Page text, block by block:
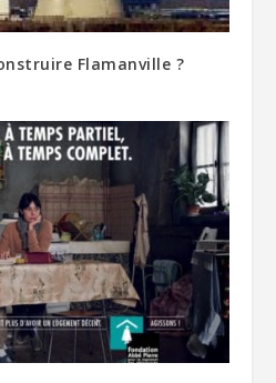
Flamanville ?